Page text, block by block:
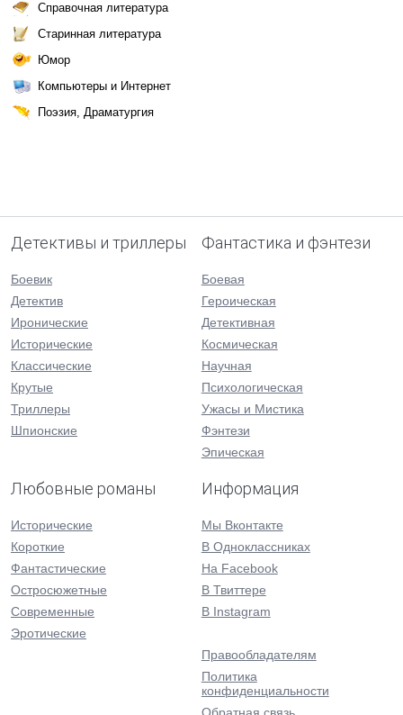
Справочная литература
Старинная литература
Юмор
Компьютеры и Интернет
Поэзия, Драматургия
Детективы и триллеры
Боевик
Детектив
Иронические
Исторические
Классические
Крутые
Триллеры
Шпионские
Фантастика и фэнтези
Боевая
Героическая
Детективная
Космическая
Научная
Психологическая
Ужасы и Мистика
Фэнтези
Эпическая
Любовные романы
Исторические
Короткие
Фантастические
Остросюжетные
Современные
Эротические
Информация
Мы Вконтакте
В Одноклассниках
На Facebook
В Твиттере
В Instagram
Правообладателям
Политика
конфиденциальности